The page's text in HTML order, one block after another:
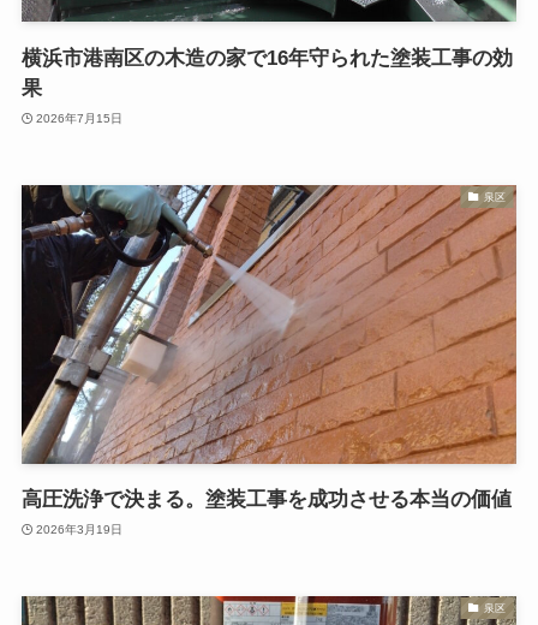
横浜市港南区の木造の家で16年守られた塗装工事の効
果
2026年7月15日
泉区
高圧洗浄で決まる。塗装工事を成功させる本当の価値
2026年3月19日
泉区